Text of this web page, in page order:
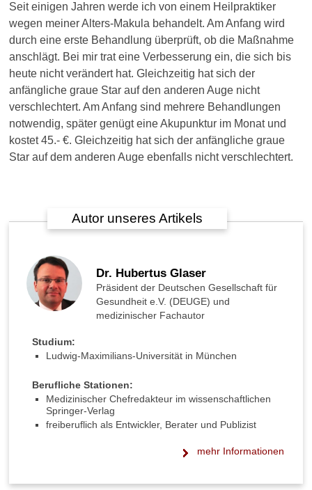
Seit einigen Jahren werde ich von einem Heilpraktiker
wegen meiner Alters-Makula behandelt. Am Anfang wird
durch eine erste Behandlung überprüft, ob die Maßnahme
anschlägt. Bei mir trat eine Verbesserung ein, die sich bis
heute nicht verändert hat. Gleichzeitig hat sich der
anfängliche graue Star auf den anderen Auge nicht
verschlechtert. Am Anfang sind mehrere Behandlungen
notwendig, später genügt eine Akupunktur im Monat und
kostet 45.- €. Gleichzeitig hat sich der anfängliche graue
Star auf dem anderen Auge ebenfalls nicht verschlechtert.
Autor unseres Artikels
Dr. Hubertus Glaser
Präsident der Deutschen Gesellschaft für
Gesundheit e.V. (DEUGE) und
medizinischer Fachautor
Studium:
Ludwig-Maximilians-Universität in München
Berufliche Stationen:
Medizinischer Chefredakteur im wissenschaftlichen
Springer-Verlag
freiberuflich als Entwickler, Berater und Publizist
mehr Informationen